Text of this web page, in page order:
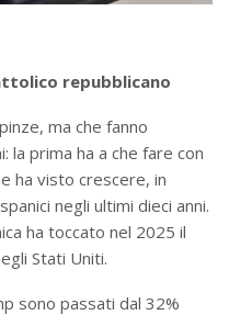
repubblicano
ma che fanno
prima ha a che fare con
ha visto crescere, in
negli ultimi dieci anni.
ha toccato nel 2025 il
Stati Uniti.
sono passati dal 32%